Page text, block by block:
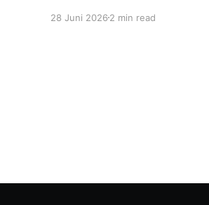
entwickeln. Diese Strategie
28 Juni 2026 2 min read